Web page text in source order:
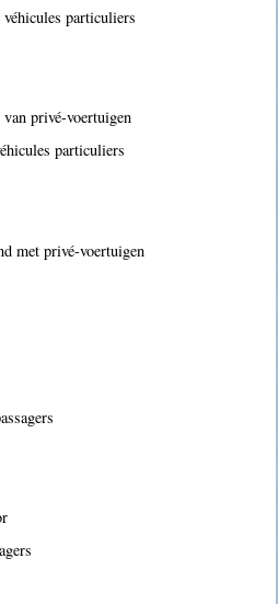
particuliers
privé-voertuigen
particuliers
met privé-voertuigen